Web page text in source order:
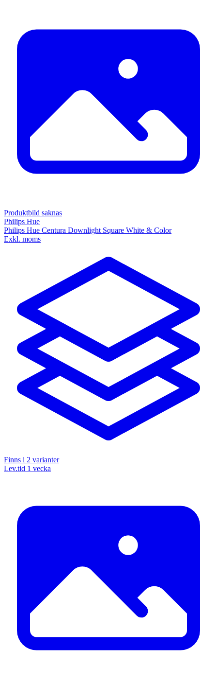
Produktbild saknas
Philips Hue
Philips Hue Centura Downlight Square White & Color
Exkl. moms
Finns i 2 varianter
Lev.tid 1 vecka